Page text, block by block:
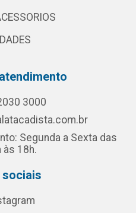
3000
Segunda a Sexta das
às 18h.
sociais